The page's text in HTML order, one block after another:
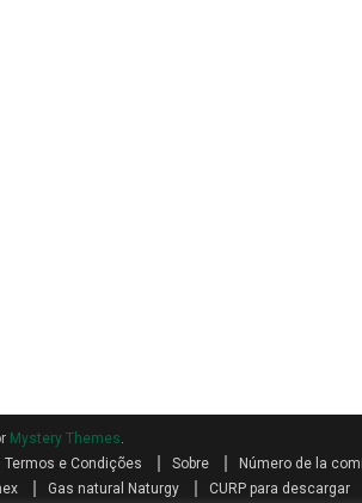
Mystery Themes.
Termos e Condições Sobre Número de la
Gas natural Naturgy CURP para descargar